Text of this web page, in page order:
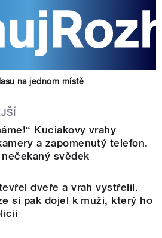
na jednom místě
Kuciakovy vrahy
a zapomenutý telefon.
svědek
dveře a vrah vystřelil.
si pak dojel k muži, který ho